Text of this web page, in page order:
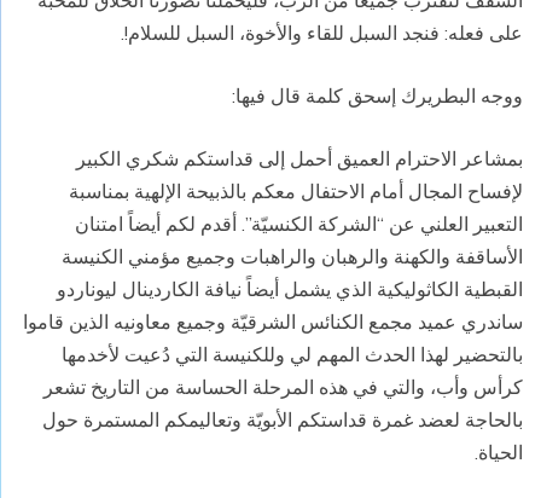
على فعله: فنجد السبل للقاء والأخوة، السبل للسلام!.
ووجه البطريرك إسحق كلمة قال فيها:
بمشاعر الاحترام العميق أحمل إلى قداستكم شكري الكبير
لإفساح المجال أمام الاحتفال معكم بالذبيحة الإلهية بمناسبة
التعبير العلني عن “الشركة الكنسيّة”. أقدم لكم أيضاً امتنان
الأساقفة والكهنة والرهبان والراهبات وجميع مؤمني الكنيسة
القبطية الكاثوليكية الذي يشمل أيضاً نيافة الكاردينال ليوناردو
ساندري عميد مجمع الكنائس الشرقيّة وجميع معاونيه الذين قاموا
بالتحضير لهذا الحدث المهم لي وللكنيسة التي دُعيت لأخدمها
كرأس وأب، والتي في هذه المرحلة الحساسة من التاريخ تشعر
بالحاجة لعضد غمرة قداستكم الأبويّة وتعاليمكم المستمرة حول
الحياة.